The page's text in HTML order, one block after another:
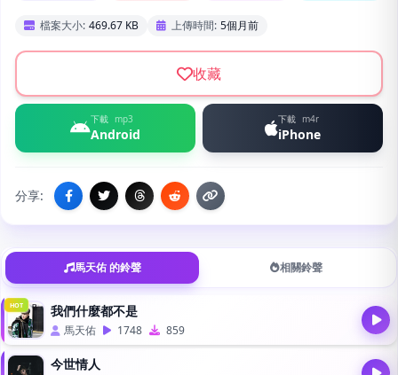
檔案大小: 469.67 KB 上傳時間: 5個月前
收藏
下載 mp3
Android
下載 m4r
iPhone
分享:
馬天佑 的鈴聲 相關鈴聲
HOT 我們什麼都不是
馬天佑 1748 859
今世情人